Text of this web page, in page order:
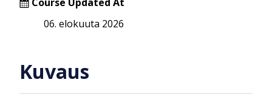
06. elokuuta 2026
Kuvaus